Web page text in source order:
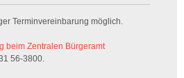
Terminvereinbarung möglich.
beim Zentralen Bürgeramt
56-3800.